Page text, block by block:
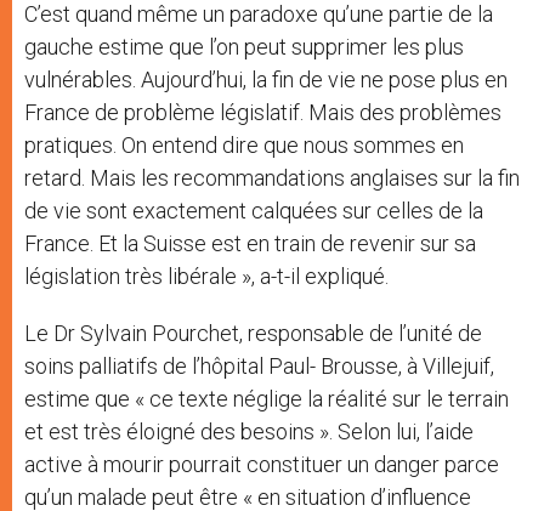
C’est quand même un paradoxe qu’une partie de la
gauche estime que l’on peut supprimer les plus
vulnérables. Aujourd’hui, la fin de vie ne pose plus en
France de problème législatif. Mais des problèmes
pratiques. On entend dire que nous sommes en
retard. Mais les recommandations anglaises sur la fin
de vie sont exactement calquées sur celles de la
France. Et la Suisse est en train de revenir sur sa
législation très libérale », a-t-il expliqué.
Le Dr Sylvain Pourchet, responsable de l’unité de
soins palliatifs de l’hôpital Paul- Brousse, à Villejuif,
estime que « ce texte néglige la réalité sur le terrain
et est très éloigné des besoins ». Selon lui, l’aide
active à mourir pourrait constituer un danger parce
qu’un malade peut être « en situation d’influence